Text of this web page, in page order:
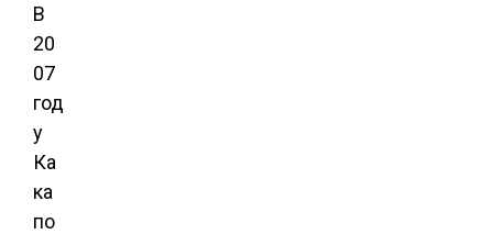
В
20
07
год
у
Ка
ка
по